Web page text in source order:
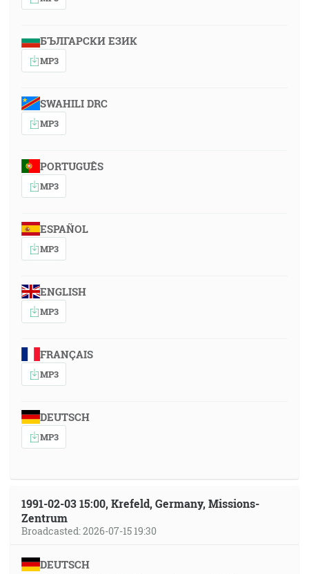
БЪЛГАРСКИ ЕЗИК
MP3
SWAHILI DRC
MP3
PORTUGUÊS
MP3
ESPAÑOL
MP3
ENGLISH
MP3
FRANÇAIS
MP3
DEUTSCH
MP3
1991-02-03 15:00, Krefeld, Germany, Missions-
Zentrum
Broadcasted: 2026-07-15 19:30
DEUTSCH